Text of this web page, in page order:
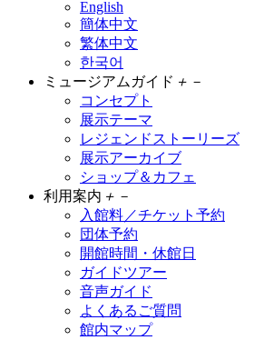
English
簡体中文
繁体中文
한국어
ミュージアムガイド ＋ －
コンセプト
展示テーマ
レジェンドストーリーズ
展示アーカイブ
ショップ＆カフェ
利用案内 ＋ －
入館料／チケット予約
団体予約
開館時間・休館日
ガイドツアー
音声ガイド
よくあるご質問
館内マップ